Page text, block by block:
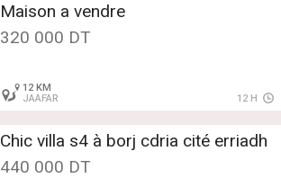
Maison a vendre
320 000 DT
12 KM
JAAFAR
12 H
Chic villa s4 à borj cdria cité erriadh
440 000 DT